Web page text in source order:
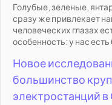
Голубые, зеленые,
сразу же привлекает
человеческих глазах
особенность: у нас
Новое
большинство
электростанций